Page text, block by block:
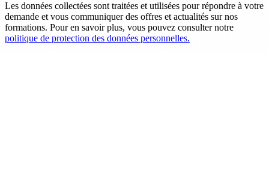
Les données collectées sont traitées et utilisées pour répondre à votre
demande et vous communiquer des offres et actualités sur nos
formations. Pour en savoir plus, vous pouvez consulter notre
politique de protection des données personnelles.